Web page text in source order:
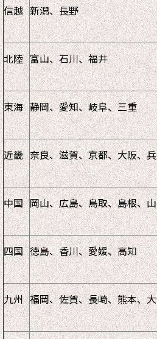
信越 新潟、長野
北陸 富山、石川、福井
東海 静岡、愛知、岐阜、三重
近畿 奈良、滋賀、京都、大阪、
中国 岡山、広島、鳥取、島根、
四国 徳島、香川、愛媛、高知
九州 福岡、佐賀、長崎、熊本、